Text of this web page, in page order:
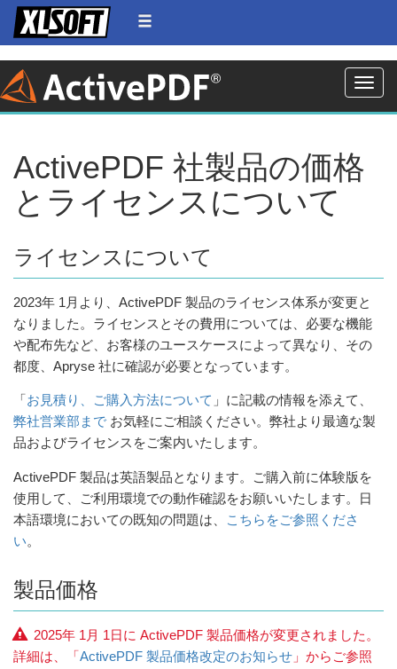
ActivePDF 社製品の価格
とライセンスについて
ライセンスについて
2023年 1月より、ActivePDF 製品のライセンス体系が変更と
なりました。ライセンスとその費用については、必要な機能
や配布先など、お客様のユースケースによって異なり、その
都度、Apryse 社に確認が必要となっています。
「 お見積り、ご購入方法について 」に記載の情報を添えて、
弊社営業部まで お気軽にご相談ください。弊社より最適な製
品およびライセンスをご案内いたします。
ActivePDF 製品は英語製品となります。ご購入前に体験版を
使用して、ご利用環境での動作確認をお願いいたします。日
本語環境においての既知の問題は、
こちらをご参照くださ
い。
製品価格
2025年 1月 1日に ActivePDF 製品価格が変更されました。
詳細は、「 ActivePDF 製品価格改定のお知らせ 」からご参照